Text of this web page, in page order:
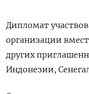
Дипломат
организации
других
Индонезии,